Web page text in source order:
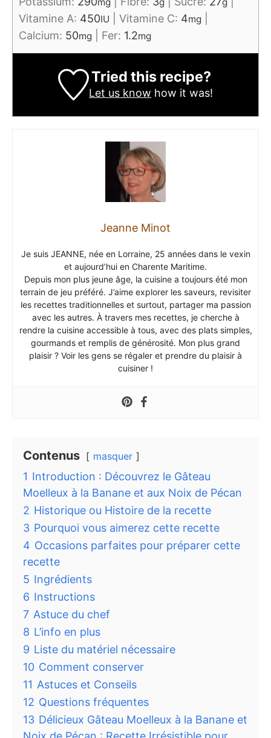
Vitamine A: 450IU Vitamine C: 4mg
Calcium: 50mg Fer: 1.2mg
Tried this recipe?
Let us know how it was!
Jeanne Minot
Je suis JEANNE, née en Lorraine, 25 années dans le vexin
et aujourd’hui en Charente Maritime.
Depuis mon plus jeune âge, la cuisine a toujours été mon
terrain de jeu préféré. J’aime explorer les saveurs, revisiter
les recettes traditionnelles et surtout, partager ma passion
avec les autres. À travers mes recettes, je cherche à
rendre la cuisine accessible à tous, avec des plats simples,
gourmands et remplis de générosité. Mon plus grand
plaisir ? Voir les gens se régaler et prendre du plaisir à
cuisiner !
Contenus masquer
1 Introduction : Découvrez le Gâteau
Moelleux à la Banane et aux Noix de Pécan
2 Historique ou Histoire de la recette
3 Pourquoi vous aimerez cette recette
4 Occasions parfaites pour préparer cette
recette
5 Ingrédients
6 Instructions
7 Astuce du chef
8 L’info en plus
9 Liste du matériel nécessaire
10 Comment conserver
11 Astuces et Conseils
12 Questions fréquentes
13 Délicieux Gâteau Moelleux à la Banane et